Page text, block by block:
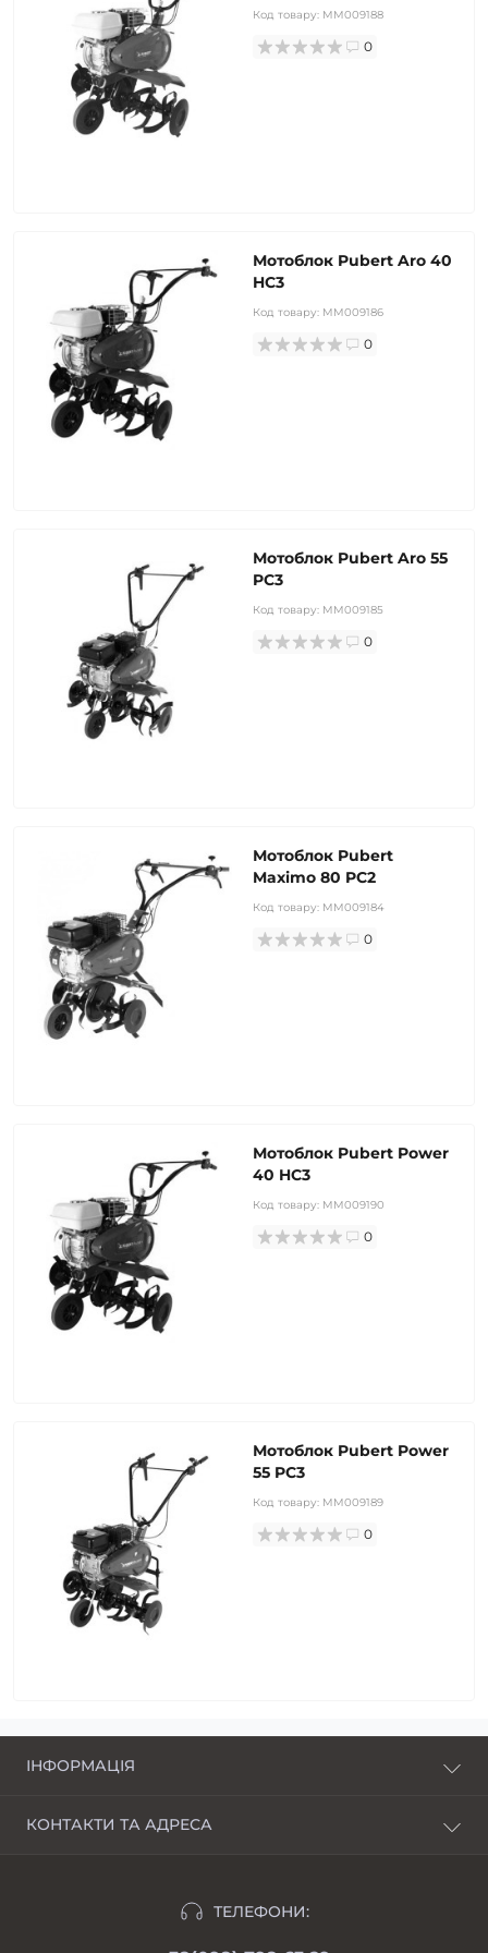
Код товару: MM009188
0
Мотоблок Pubert Aro 40
HC3
Код товару: MM009186
0
Мотоблок Pubert Aro 55
PC3
Код товару: MM009185
0
Мотоблок Pubert
Maximo 80 PC2
Код товару: MM009184
0
Мотоблок Pubert Power
40 HC3
Код товару: MM009190
0
Мотоблок Pubert Power
55 PC3
Код товару: MM009189
0
ІНФОРМАЦІЯ
КОНТАКТИ ТА АДРЕСА
ТЕЛЕФОНИ: